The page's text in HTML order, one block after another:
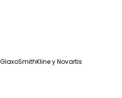
y Novartis